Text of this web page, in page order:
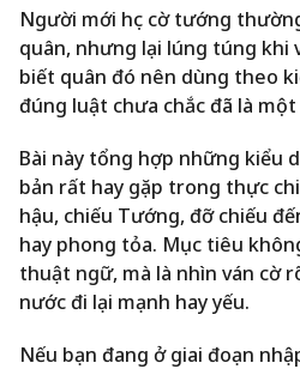
Người mới học cờ tướng
quân, nhưng lại lúng túng khi
biết quân đó nên dùng theo
đúng luật chưa chắc đã là
Bài này tổng hợp những kiểu
bản rất hay gặp trong thực
hậu, chiếu Tướng, đỡ chiếu
hay phong tỏa. Mục tiêu
thuật ngữ, mà là nhìn ván cờ
nước đi lại mạnh hay yếu.
Nếu bạn đang ở giai đoạn